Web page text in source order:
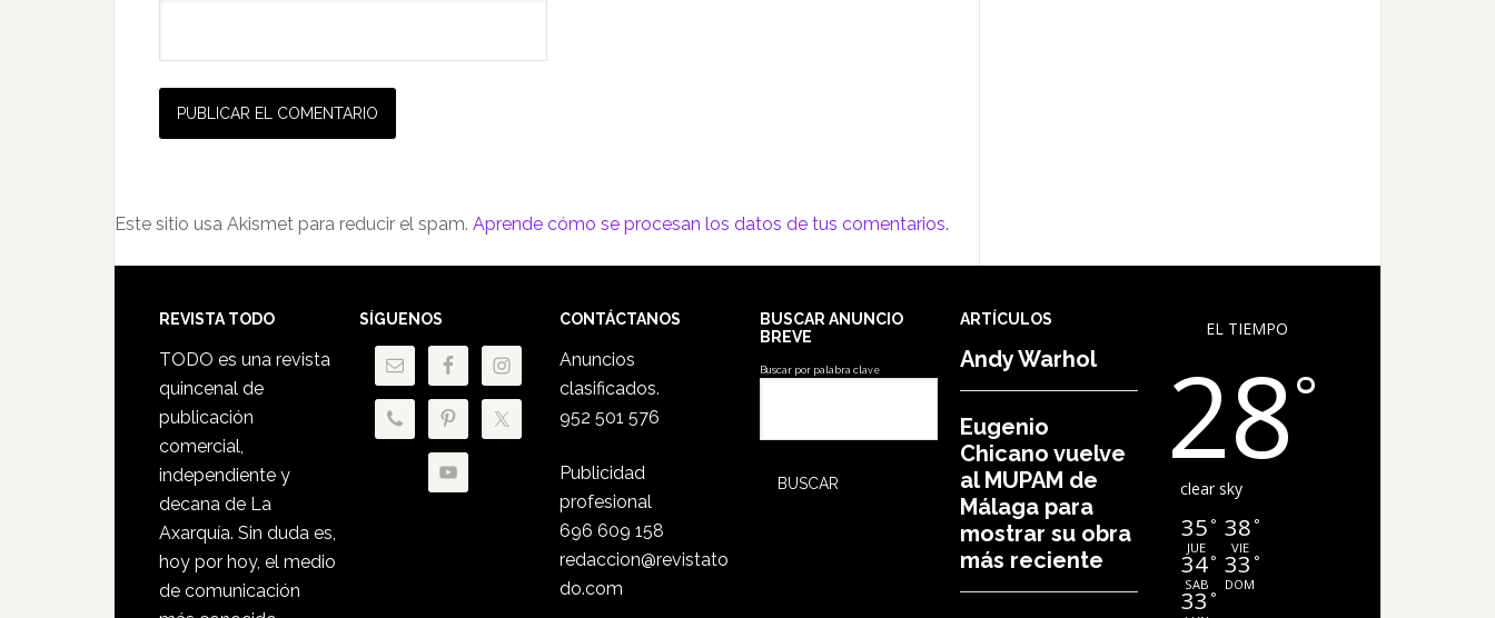
Este sitio usa Akismet para reducir el spam. Aprende cómo se procesan los datos de tus comentarios.
Footer
REVISTA TODO
TODO es una revista
quincenal de
publicación
comercial,
independiente y
decana de La
Axarquía. Sin duda es,
hoy por hoy, el medio
de comunicación
SÍGUENOS CONTÁCTANOS
Anuncios
clasificados.
952 501 576
Publicidad
profesional
696 609 158
redaccion@revistato
do.com
BUSCAR ANUNCIO
BREVE
Buscar por palabra clave
ARTÍCULOS
Andy Warhol
Eugenio
Chicano vuelve
al MUPAM de
Málaga para
mostrar su obra
más reciente
EL TIEMPO
28°
clear sky
35 °
JUE
38 °
VIE
34°
SAB
33 °
DOM
33 °